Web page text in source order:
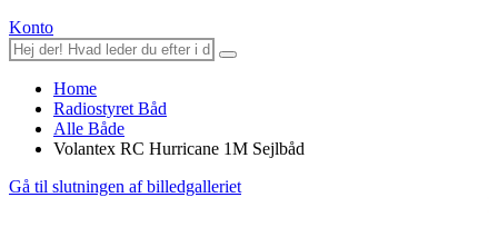
Konto
Home
Radiostyret Båd
Alle Både
Volantex RC Hurricane 1M Sejlbåd
Gå til slutningen af billedgalleriet